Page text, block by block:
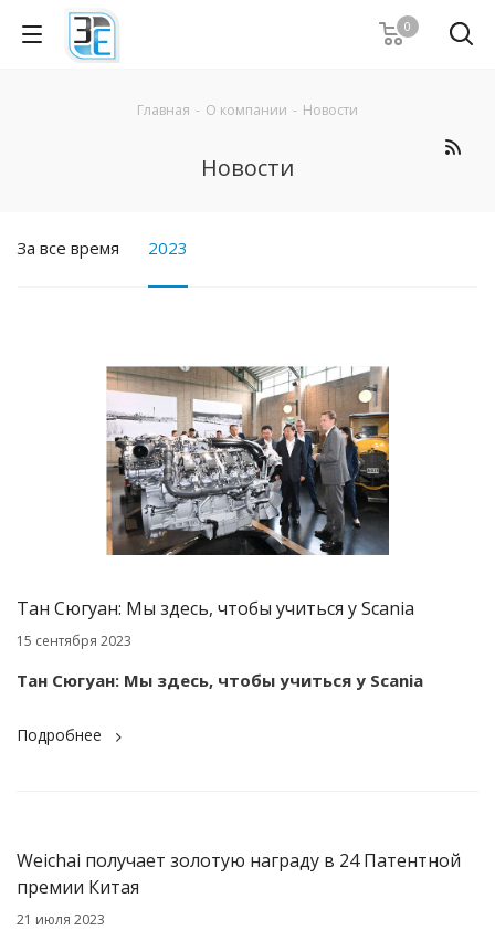
0
Главная - О компании - Новости
Новости
За все время 2023
Тан Сюгуан: Мы здесь, чтобы учиться у Scania
15 сентября 2023
Тан Сюгуан: Мы здесь, чтобы учиться у Scania
Подробнее
Weichai получает золотую награду в 24 Патентной
премии Китая
21 июля 2023